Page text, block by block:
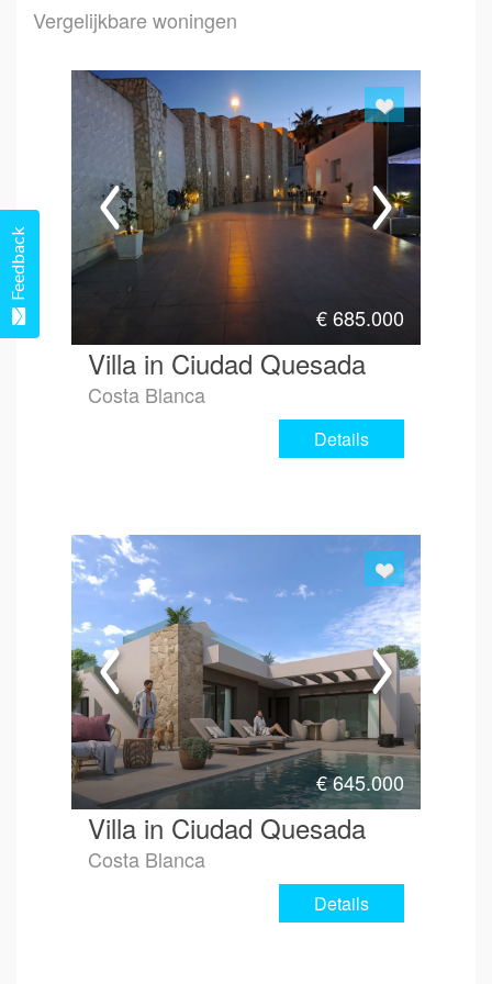
Vergelijkbare woningen
€685.000
Villa in Ciudad Quesada
Costa Blanca
Details
€645.000
Villa in Ciudad Quesada
Costa Blanca
Details
Feedback